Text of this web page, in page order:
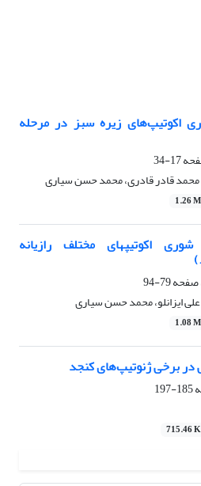
اکوتیپ‌های زیره سبز در مرحله
17-34
قادر قادری، محمد حسن سیاری
1.26 M
ارزیابی تحمل به تنش شوری اکوتیپ‎های مختلف رازیانه
79-94
ایزانلو، محمد حسن سیاری
1.08 M
در برخی ژنوتیپ‌های کنجد
185-197
715.46 K